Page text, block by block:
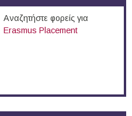
Αναζητήστε φορείς για
Erasmus Placement